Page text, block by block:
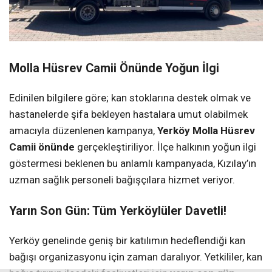
Molla Hüsrev Camii Önünde Yoğun İlgi
Edinilen bilgilere göre; kan stoklarına destek olmak ve
hastanelerde şifa bekleyen hastalara umut olabilmek
amacıyla düzenlenen kampanya, Yerköy Molla Hüsrev
Camii önünde gerçekleştiriliyor. İlçe halkının yoğun ilgi
göstermesi beklenen bu anlamlı kampanyada, Kızılay’ın
uzman sağlık personeli bağışçılara hizmet veriyor.
Yarın Son Gün: Tüm Yerköylüler Davetli!
Yerköy genelinde geniş bir katılımın hedeflendiği kan
bağışı organizasyonu için zaman daralıyor. Yetkililer, kan